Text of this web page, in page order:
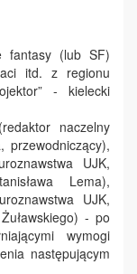
fantasy (lub SF)
itd. z regionu
- kielecki
naczelny
przewodniczący),
UJK,
Lema),
UJK,
- po
wymogi
następującym